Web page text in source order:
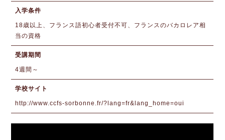
入学条件
18歳以上、フランス語初心者受付不可、フランスのバカロレア相
当の資格
受講期間
4週間～
学校サイト
http://www.ccfs-sorbonne.fr/?lang=fr&lang_home=oui